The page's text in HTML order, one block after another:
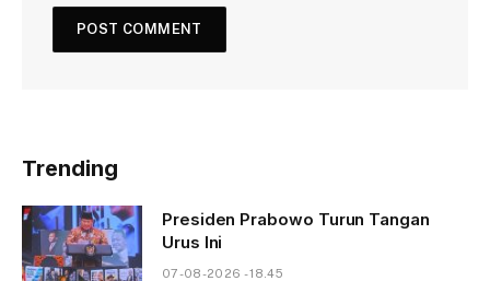
Trending
Presiden Prabowo Turun Tangan
Urus Ini
07-08-2026 - 18.45